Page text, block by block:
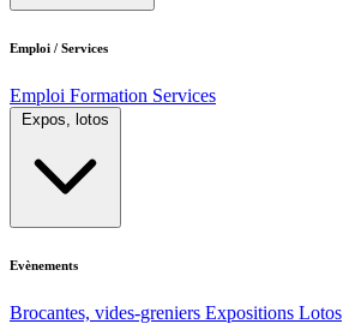
Emploi / Services
Emploi Formation Services
Expos, lotos
Evènements
Brocantes, vides-greniers Expositions Lotos